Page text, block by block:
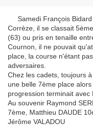
Samedi François Bidard
Corrèze, il se classait
(63) ou pris en tenaille
Cournon, il ne pouvait
place, la course n'étant
adversaires.
Chez les cadets, toujours
une belle 7ème place
progression terminait avec
Au souvenir Raymond
7ème, Matthieu DAUDE
Jérôme VALADOU